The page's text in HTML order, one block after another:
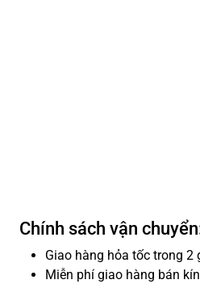
Chính sách vận
Giao hàng hỏa tốc trong 2
Miễn phí giao hàng bán